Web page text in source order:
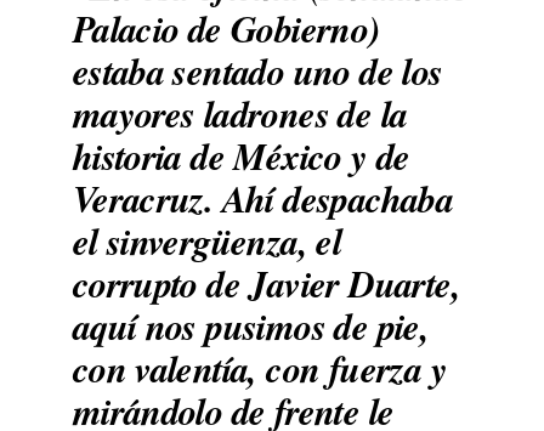
Palacio de Gobierno)
estaba sentado uno de los
mayores ladrones de la
historia de México y de
Veracruz. Ahí despachaba
el sinvergüenza, el
corrupto de Javier Duarte,
aquí nos pusimos de pie,
con valentía, con fuerza y
mirándolo de frente le